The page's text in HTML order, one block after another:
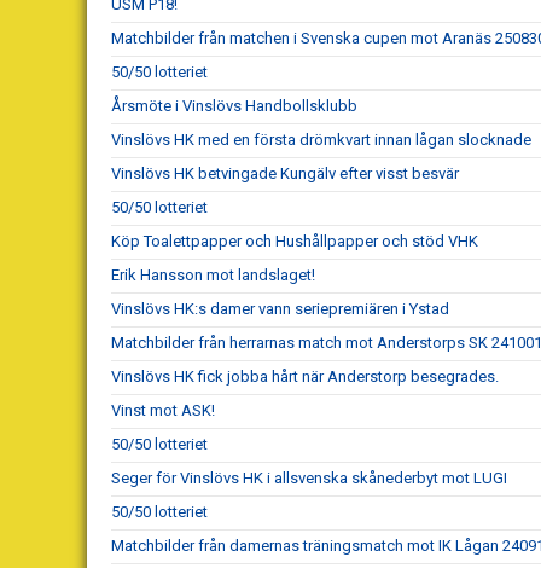
USM P18!
Matchbilder från matchen i Svenska cupen mot Aranäs
50/50 lotteriet
Årsmöte i Vinslövs Handbollsklubb
Vinslövs HK med en första drömkvart innan lågan slocknade
Vinslövs HK betvingade Kungälv efter visst besvär
50/50 lotteriet
Köp Toalettpapper och Hushållpapper och stöd VHK
Erik Hansson mot landslaget!
Vinslövs HK:s damer vann seriepremiären i Ystad
Matchbilder från herrarnas match mot Anderstorps SK 241001
Vinslövs HK fick jobba hårt när Anderstorp besegrades.
Vinst mot ASK!
50/50 lotteriet
Seger för Vinslövs HK i allsvenska skånederbyt mot LUGI
50/50 lotteriet
Matchbilder från damernas träningsmatch mot IK Lågan